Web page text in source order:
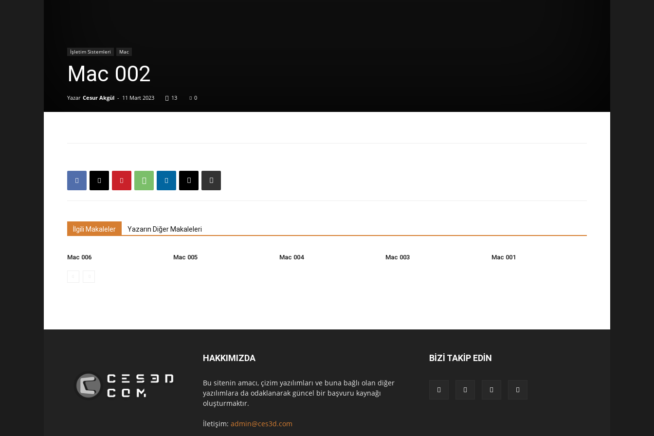
İşletim Sistemleri Mac
Mac 002
Yazar Cesur Akgül - 11 Mart 2023 13 0
İlgili Makaleler Yazarın Diğer Makaleleri
Mac 006 Mac 005 Mac 004 Mac 003 Mac 001
HAKKIMIZDA
Bu sitenin amacı, çizim yazılımları ve buna bağlı olan diğer
yazılımlara da odaklanarak güncel bir başvuru kaynağı
oluşturmaktır.
İletişim: admin@ces3d.com
BİZİ TAKİP EDİN